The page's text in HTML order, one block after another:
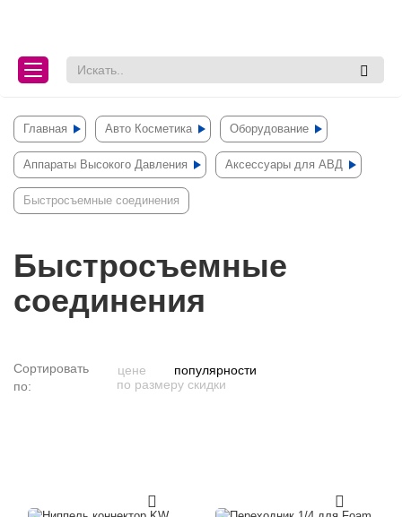
Главная Авто Косметика Оборудование
Аппараты Высокого Давления Аксессуары для АВД
Быстросъемные соединения
Быстросъемные
соединения
Сортировать
по:
цене
популярности
по размеру скидки